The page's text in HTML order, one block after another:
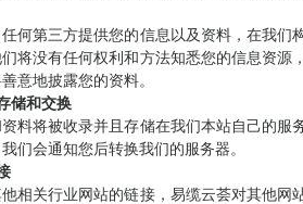
何第三方提供您的信息以及资料，在我
将没有任何权利和方法知悉您的信息资
意地披露您的资料。
储和交换
料将被收录并且存储在我们本站自己的
们会通知您后转换我们的服务器。
相关行业网站的链接，易缆云荟对其他